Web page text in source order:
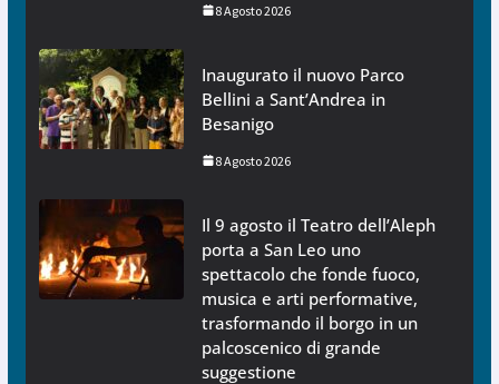
8 Agosto 2026
Inaugurato il nuovo Parco
Bellini a Sant’Andrea in
Besanigo
8 Agosto 2026
Il 9 agosto il Teatro dell’Aleph
porta a San Leo uno
spettacolo che fonde fuoco,
musica e arti performative,
trasformando il borgo in un
palcoscenico di grande
suggestione